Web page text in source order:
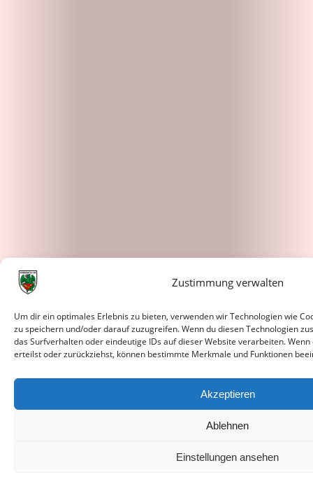
Zustimmung verwalten
Um dir ein optimales Erlebnis zu bieten, verwenden wir Technologien wie
zu speichern und/oder darauf zuzugreifen. Wenn du diesen Technologien
das Surfverhalten oder eindeutige IDs auf dieser Website verarbeiten.
erteilst oder zurückziehst, können bestimmte Merkmale und Funktionen
Akzeptieren
Ablehnen
Einstellungen ansehen